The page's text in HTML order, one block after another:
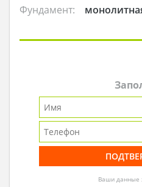
Фундамент:
Ваши